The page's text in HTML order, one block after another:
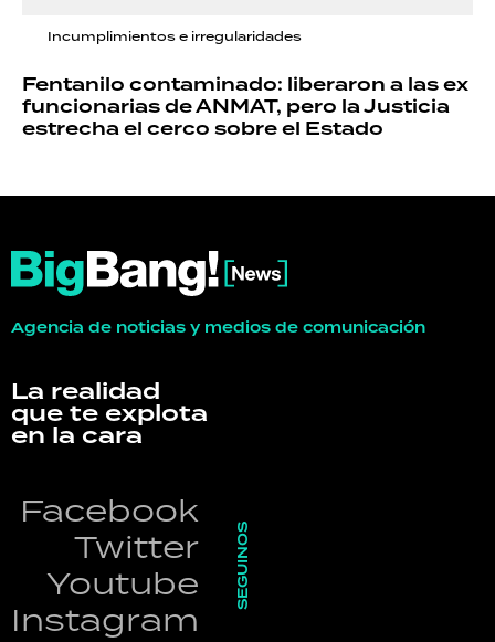
Incumplimientos e irregularidades
Fentanilo contaminado: liberaron a las ex
funcionarias de ANMAT, pero la Justicia
estrecha el cerco sobre el Estado
Agencia de noticias y medios de comunicación
La realidad
que te explota
en la cara
Facebook
Twitter
Youtube
Instagram
SEGUINOS